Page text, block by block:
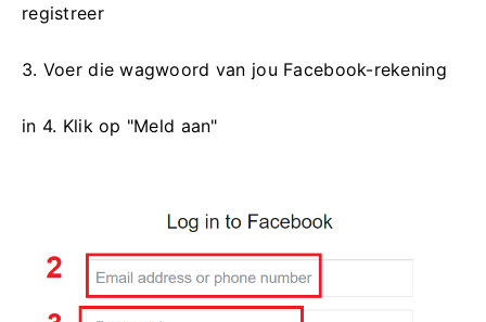
registreer
3. Voer die wagwoord van jou Facebook-rekening
in 4. Klik op "Meld aan"